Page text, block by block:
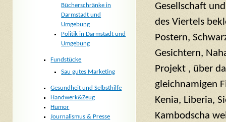
Gesellschaft
des Viertels
Postern,
Gesichtern,
Projekt , über
gleichnamigen
Kenia, Liberia,
Kambodscha
Bücherschränke in
Darmstadt und
Umgebung
Politik in Darmstadt und
Umgebung
Fundstücke
Sau gutes Marketing
Gesundheit und Selbsthilfe
Handwerk&Zeug
Humor
Journalismus & Presse